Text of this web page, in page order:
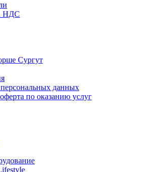
НДС
Сургут
данных
по оказанию услуг